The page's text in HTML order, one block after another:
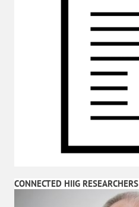
CONNECTED HIIG RESEARCHERS